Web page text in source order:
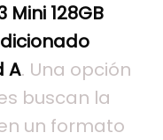
Mini 128GB
A. Una opción
buscan la
un formato